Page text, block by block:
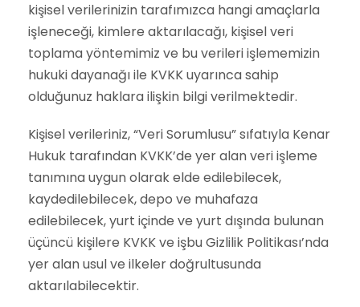
kişisel verilerinizin tarafımızca hangi amaçlarla
işleneceği, kimlere aktarılacağı, kişisel veri
toplama yöntemimiz ve bu verileri işlememizin
hukuki dayanağı ile KVKK uyarınca sahip
olduğunuz haklara ilişkin bilgi verilmektedir.
Kişisel verileriniz, “Veri Sorumlusu” sıfatıyla Kenar
Hukuk tarafından KVKK’de yer alan veri işleme
tanımına uygun olarak elde edilebilecek,
kaydedilebilecek, depo ve muhafaza
edilebilecek, yurt içinde ve yurt dışında bulunan
üçüncü kişilere KVKK ve işbu Gizlilik Politikası’nda
yer alan usul ve ilkeler doğrultusunda
aktarılabilecektir.